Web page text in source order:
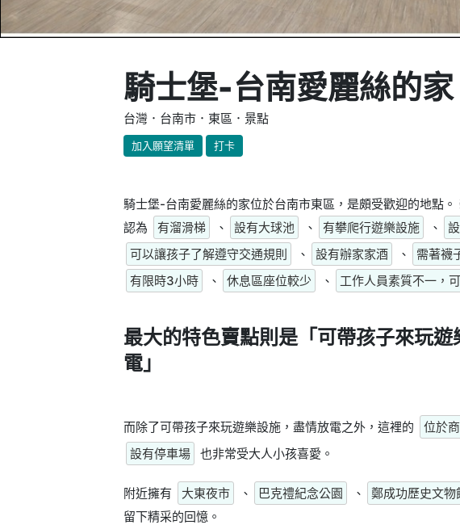
騎士堡-台南愛麗絲的家
台灣．台南市．東區．景點
加入願望清單 打卡
騎士堡-台南愛麗絲的家位於台南市東區，是頗受歡迎的地點
認為
有溜滑梯 、 設有大球池 、 有攀爬行遊樂設施 、
可以讓孩子了解遵守交通規則
、 設有辦家家酒 、 需著襪
有限時3小時
、 休息區座位較少 、 工作人員素質不一，
最大的特色賣點則是「可帶孩子來玩遊
電」
而除了可帶孩子來玩遊樂設施，盡情放電之外，這裡的 位於
設有停車場
也非常受大人小孩喜愛。
附近擁有 大東夜市 、 巴克禮紀念公園 、 鄭成功歷史文物
留下精采的回憶。